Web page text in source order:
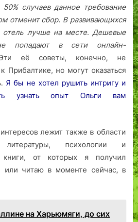
случаев данное требование
отменит сбор. В развивающихся
отель лучше на месте. Дешевые
попадают в сети онлайн-
её советы, конечно, не
Прибалтике, но могут оказаться
Я бы не хотел рушить интригу и
узнать опыт Ольги вам
лежит также в области
литературы, психологии и
книги, от которых я получил
или читаю в моменте сейчас, в
на Харьюмяги, до сих